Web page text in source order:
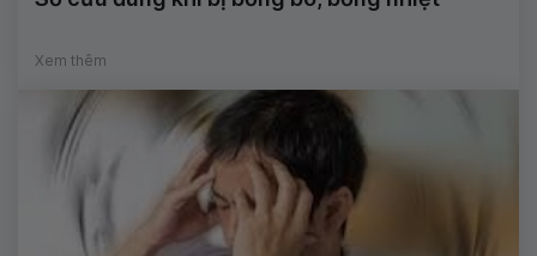
Xem thêm